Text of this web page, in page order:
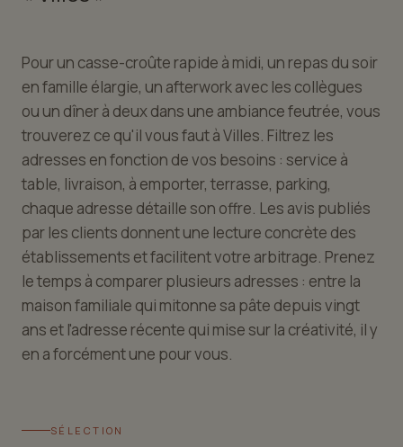
Pour un casse-croûte rapide à midi, un repas du soir
en famille élargie, un afterwork avec les collègues
ou un dîner à deux dans une ambiance feutrée, vous
trouverez ce qu'il vous faut à Villes. Filtrez les
adresses en fonction de vos besoins : service à
table, livraison, à emporter, terrasse, parking,
chaque adresse détaille son offre. Les avis publiés
par les clients donnent une lecture concrète des
établissements et facilitent votre arbitrage. Prenez
le temps à comparer plusieurs adresses : entre la
maison familiale qui mitonne sa pâte depuis vingt
ans et l'adresse récente qui mise sur la créativité, il y
en a forcément une pour vous.
SÉLECTION